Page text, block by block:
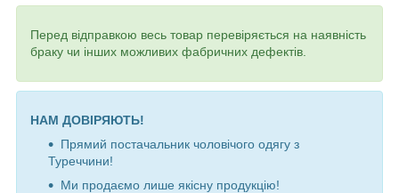
Перед відправкою весь товар перевіряється на наявність
браку чи інших можливих фабричних дефектів.
НАМ ДОВІРЯЮТЬ!
Прямий постачальник чоловічого одягу з
Туреччини!
Ми продаємо лише якісну продукцію!